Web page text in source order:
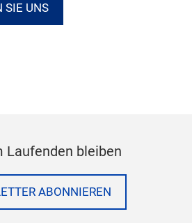
SIE UNS
Laufenden bleiben
ABONNIEREN